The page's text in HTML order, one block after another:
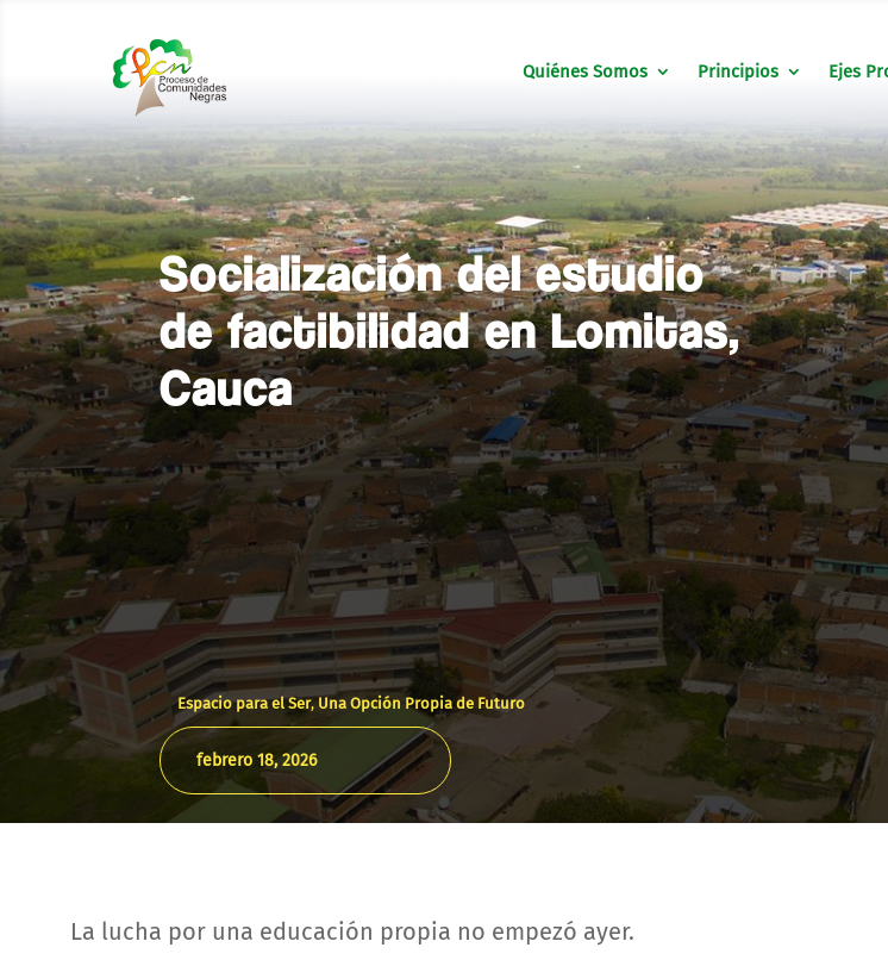
Quiénes Somos Principios Ejes
Socialización del estudio
de factibilidad en Lomitas,
Cauca
Espacio para el Ser, Una Opción Propia de Futuro
febrero 18, 2026
La lucha por una educación propia no empezó ayer.